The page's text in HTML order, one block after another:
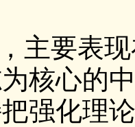
主要表
核心的
强化理